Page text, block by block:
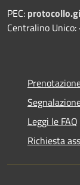
PEC:
Centralino Unico:
Leggi le FAQ
Richiesta